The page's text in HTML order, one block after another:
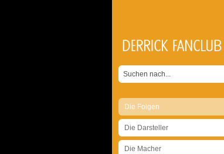
Die Folgen
Die Darsteller
Die Macher